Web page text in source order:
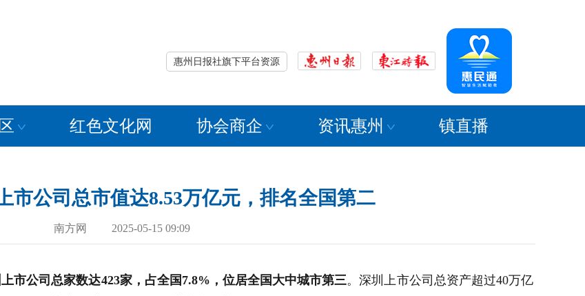
惠州日报社旗下平台资源
红色文化网 协会商企 资讯惠州 镇直播
市公司总市值达8.53万亿元，排名全国第二
南方网 2025-05-15 09:09
市公司总家数达423家，占全国7.8%，位居全国大中城市第三。深圳上市公司总资产超过40万亿